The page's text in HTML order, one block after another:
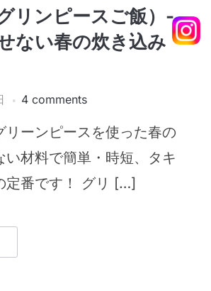
リンピースご飯）-
ない春の炊き込み
4 comments
リーンピースを使った春の
い材料で簡単・時短、タキ
定番です！ グリ […]